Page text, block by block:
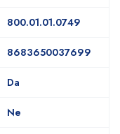
800.01.01.0749
8683650037699
Da
Ne